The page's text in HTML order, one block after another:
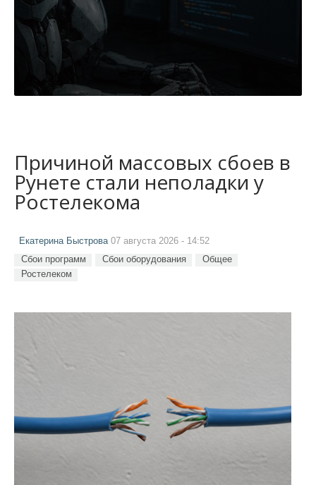
Причиной массовых сбоев в
Рунете стали неполадки у
Ростелекома
Екатерина Быстрова07 августа 2026 - 14:52
Сбои программ Сбои оборудования
Общее
Ростелеком